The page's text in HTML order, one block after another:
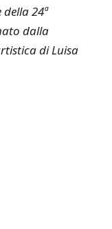
24ª
dalla
di Luisa